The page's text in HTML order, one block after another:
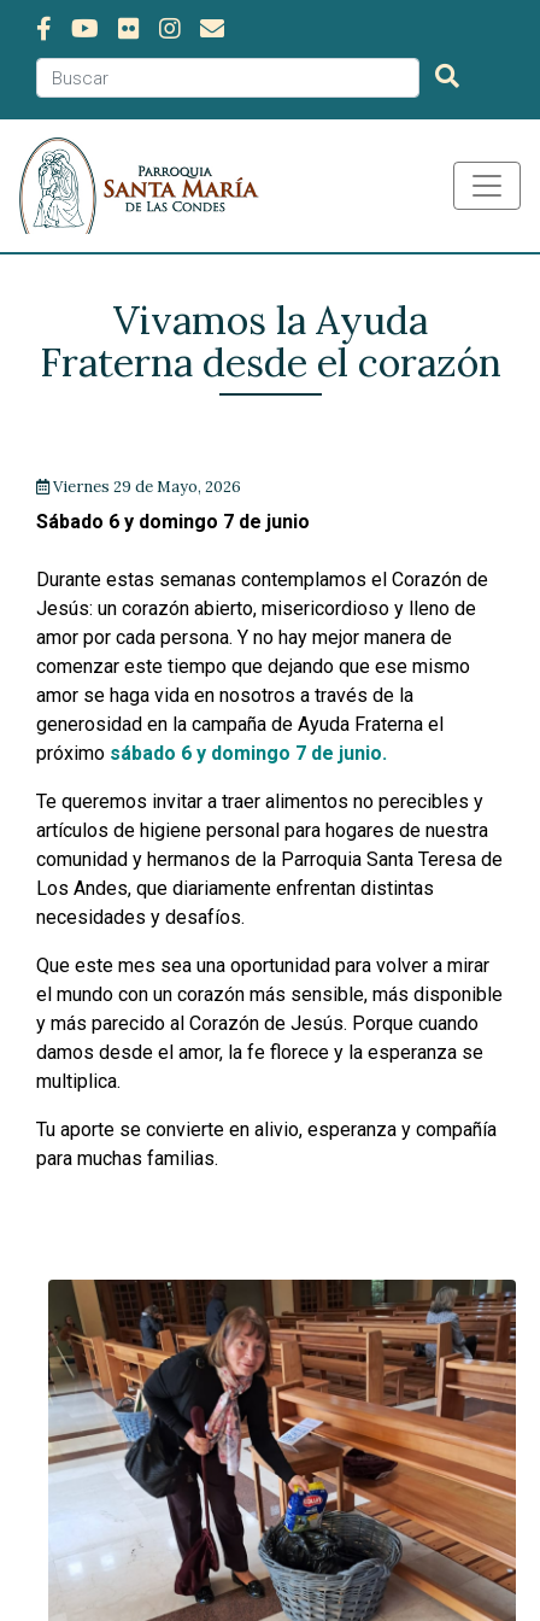
Vivamos la Ayuda
Fraterna desde el corazón
Viernes 29 de Mayo, 2026
Sábado 6 y domingo 7 de junio
Durante estas semanas contemplamos el Corazón de
Jesús: un corazón abierto, misericordioso y lleno de
amor por cada persona. Y no hay mejor manera de
comenzar este tiempo que dejando que ese mismo
amor se haga vida en nosotros a través de la
generosidad en la campaña de Ayuda Fraterna el
próximo sábado 6 y domingo 7 de junio.
Te queremos invitar a traer alimentos no perecibles y
artículos de higiene personal para hogares de nuestra
comunidad y hermanos de la Parroquia Santa Teresa de
Los Andes, que diariamente enfrentan distintas
necesidades y desafíos.
Que este mes sea una oportunidad para volver a mirar
el mundo con un corazón más sensible, más disponible
y más parecido al Corazón de Jesús. Porque cuando
damos desde el amor, la fe florece y la esperanza se
multiplica.
Tu aporte se convierte en alivio, esperanza y compañía
para muchas familias.